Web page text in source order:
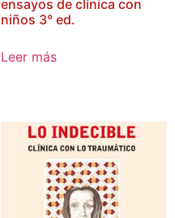
ensayos de clínica con
niños 3° ed.
Leer más